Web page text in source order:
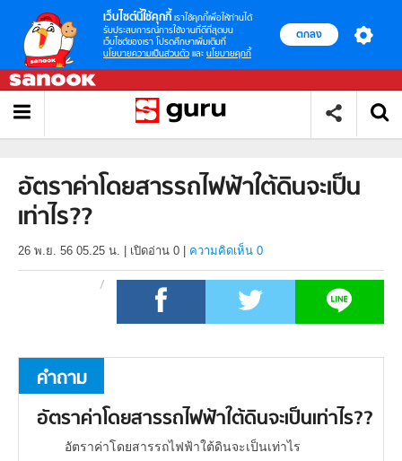
เว็บไซต์นี้ใช้คุกกี้ เราใช้คุกกี้เพื่อให้ท่านได้
รับประสบการณ์การใช้งานที่ดีที่สุดบน
เว็บไซต์ของเรา โปรดศึกษาเพิ่มเติมที่
นโยบายความเป็นส่วนตัว และ นโยบายคุกกี้
ตกลง
อัตราค่าโดยสารรถไฟฟ้าใต้ดินจะเป็น
เท่าไร??
26 พ.ย. 56 05.25 น. เปิดอ่าน 0 ความคิดเห็น 0
คำถาม
อัตราค่าโดยสารรถไฟฟ้าใต้ดินจะเป็นเท่าไร??
อัตราค่าโดยสารรถไฟฟ้าใต้ดินจะเป็นเท่าไร